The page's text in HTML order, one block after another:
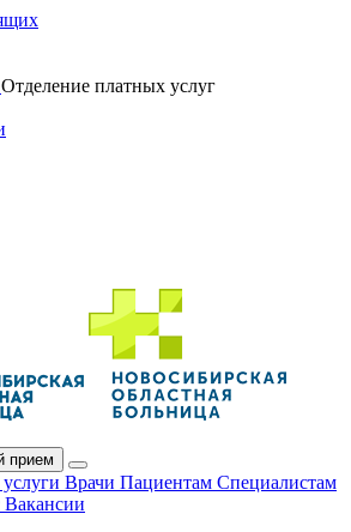
Отделение платных услуг
прием
Врачи Пациентам Специалистам
Вакансии